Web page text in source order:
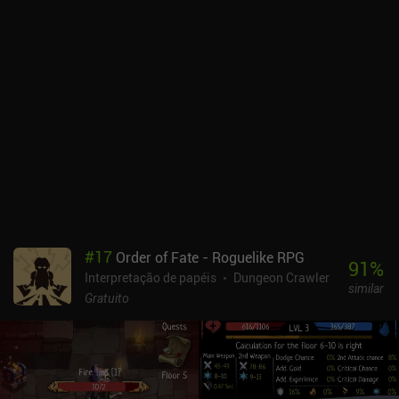
anúncios incentivados mais frequentes que fornecem moeda
adicional, permitem "pechinchar" preços e muito mais. Enquanto
isso, os iAPs nos permitem remover anúncios por US$ 2,99,
comprar personagens especiais por US$ 4,99 e comprar mais
moedas. Os fãs de RPGs profundos baseados em cartas talvez
queiram evitar o DarkBlood2, mas ele ainda é um jogo
casualmente agradável para passar o tempo.
#17 Order of Fate - Roguelike RPG
Interpretação de papéis
Dungeon Crawler
Gratuito
91%
similar